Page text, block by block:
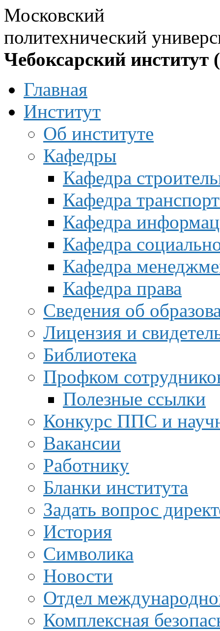
Московский
политехнический
Чебоксарский институт
Главная
Институт
Об институте
Кафедры
Кафедра
Кафедра
Кафедра
Кафедра
Кафедра
Кафедра права
Сведения об
Лицензия и
Библиотека
Профком
Полезные ссылки
Конкурс ППС и
Вакансии
Работнику
Бланки института
Задать вопрос
История
Символика
Новости
Отдел
Комплексная